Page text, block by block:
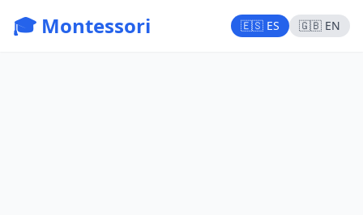
🎓 Montessori 🇪🇸 ES 🇬🇧 EN